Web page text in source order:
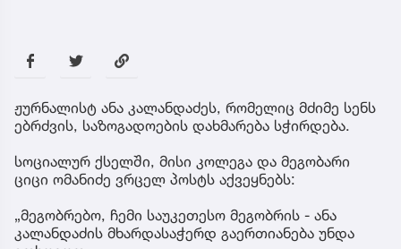
ჟურნალისტ ანა კალანდაძეს, რომელიც მძიმე სენს
ებრძვის, საზოგადოების დახმარება სჭირდება.
სოციალურ ქსელში, მისი კოლეგა და მეგობარი
ციცი ომანიძე ვრცელ პოსტს აქვეყნებს:
„მეგობრებო, ჩემი საუკეთესო მეგობრის - ანა
კალანდაძის მხარდასაჭერდ გაერთიანება უნდა